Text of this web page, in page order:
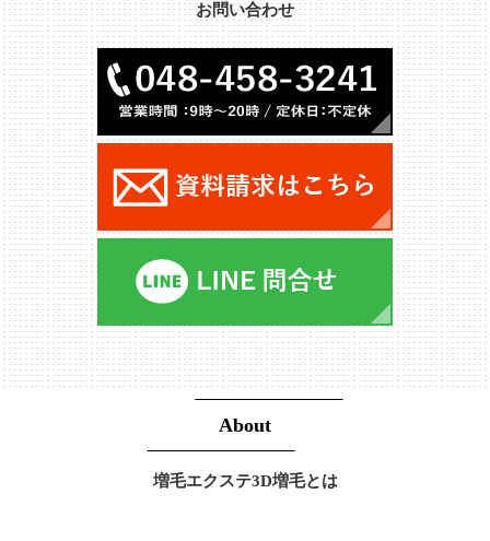
お問い合わせ
About
増毛エクステ3D増毛とは